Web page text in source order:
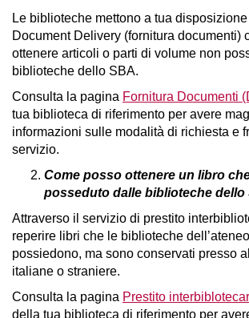
Le biblioteche mettono a tua
Document Delivery (fornitura documenti)
ottenere articoli o parti di volume non
biblioteche dello SBA.
Consulta la pagina Fornitura Documenti
tua biblioteca di riferimento per avere
informazioni sulle modalità di richiesta e
servizio.
Come posso ottenere un libro
posseduto dalle biblioteche dello
Attraverso il servizio di prestito
reperire libri che le biblioteche
possiedono, ma sono conservati presso
italiane o straniere.
Consulta la pagina Prestito
della tua biblioteca di riferimento per